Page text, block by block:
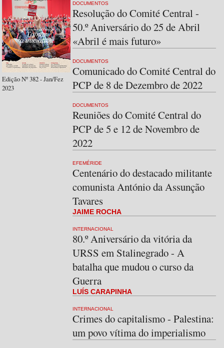
Edição Nº 382 - Jan/Fez
2023
DOCUMENTOS
Resolução do Comité Central -
50.º Aniversário do 25 de Abril
«Abril é mais futuro»
DOCUMENTOS
Comunicado do Comité Central do
PCP de 8 de Dezembro de 2022
DOCUMENTOS
Reuniões do Comité Central do
PCP de 5 e 12 de Novembro de
2022
EFEMÉRIDE
Centenário do destacado militante
comunista António da Assunção
Tavares
JAIME ROCHA
INTERNACIONAL
80.º Aniversário da vitória da
URSS em Stalinegrado - A
batalha que mudou o curso da
Guerra
LUÍS CARAPINHA
INTERNACIONAL
Crimes do capitalismo - Palestina:
um povo vítima do imperialismo